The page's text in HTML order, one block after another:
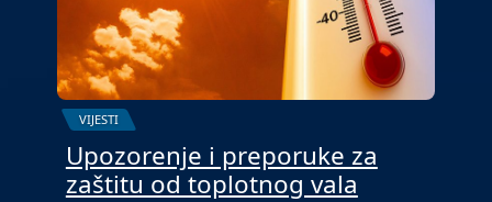
VIJESTI
Upozorenje i preporuke za
zaštitu od toplotnog vala